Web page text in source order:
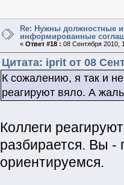
Re: Нужны должностные
информированные
« Ответ #18 : 08 Сентября 2010,
Цитата: iprit от 08
К сожалению, я так и
реагируют вяло. А
Коллеги
разбирается. Вы -
ориентируемся.